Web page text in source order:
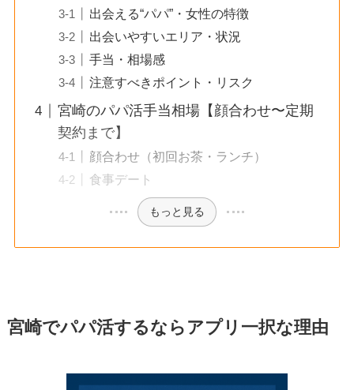
出会える“パパ”・女性の特徴
出会いやすいエリア・状況
手当・相場感
注意すべきポイント・リスク
宮崎のパパ活手当相場【顔合わせ〜定期
契約まで】
顔合わせ（初回お茶・ランチ）
食事デート
もっと見る
宮崎でパパ活するならアプリ一択な理由